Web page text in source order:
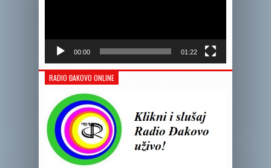
00:00 01:22
RADIO ĐAKOVO ONLINE